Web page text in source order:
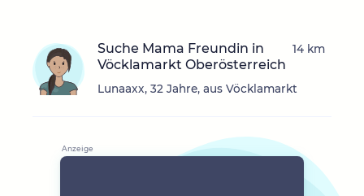
Suche Mama Freundin in
Vöcklamarkt Oberösterreich
Lunaaxx, 32 Jahre, aus Vöcklamarkt
14 km